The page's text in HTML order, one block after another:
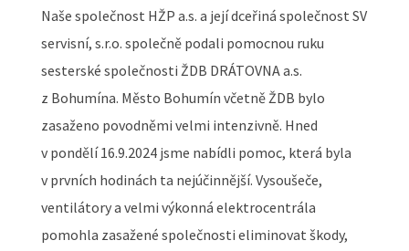
Naše společnost HŽP a.s. a její dceřiná společnost SV
servisní, s.r.o. společně podali pomocnou ruku
sesterské společnosti ŽDB DRÁTOVNA a.s.
z Bohumína. Město Bohumín včetně ŽDB bylo
zasaženo povodněmi velmi intenzivně. Hned
v pondělí 16.9.2024 jsme nabídli pomoc, která byla
v prvních hodinách ta nejúčinnější. Vysoušeče,
ventilátory a velmi výkonná elektrocentrála
pomohla zasažené společnosti eliminovat škody,